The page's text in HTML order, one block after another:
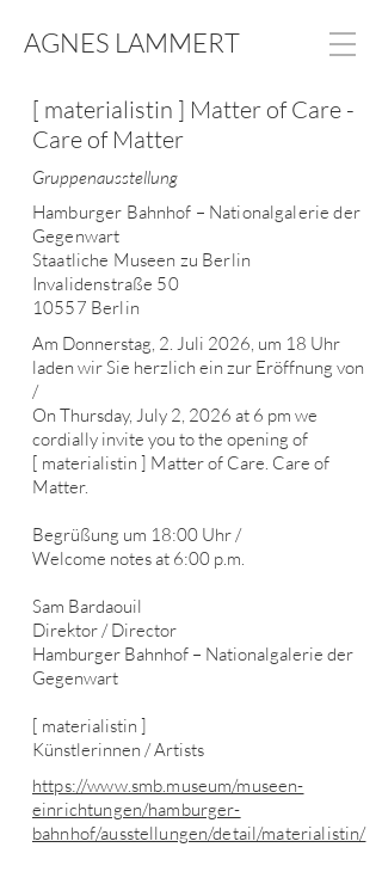
AGNES LAMMERT
[ materialistin ] Matter of Care -
Care of Matter
Gruppenausstellung
Hamburger Bahnhof – Nationalgalerie der
Gegenwart
Staatliche Museen zu Berlin
Invalidenstraße 50
10557 Berlin
Am Donnerstag, 2. Juli 2026, um 18 Uhr
laden wir Sie herzlich ein zur Eröffnung von
/
On Thursday, July 2, 2026 at 6 pm we
cordially invite you to the opening of
[ materialistin ] Matter of Care. Care of
Matter.
Begrüßung um 18:00 Uhr /
Welcome notes at 6:00 p.m.
Sam Bardaouil
Direktor / Director
Hamburger Bahnhof – Nationalgalerie der
Gegenwart
[ materialistin ]
Künstlerinnen / Artists
https://www.smb.museum/museen-
einrichtungen/hamburger-
bahnhof/ausstellungen/detail/materialistin/